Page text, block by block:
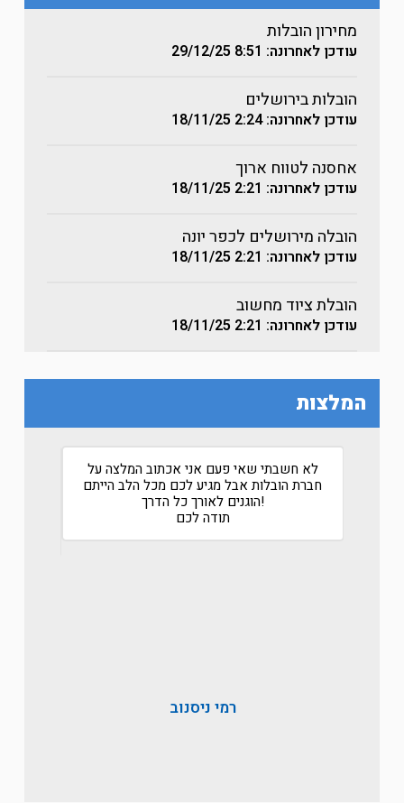
מחירון הובלות
עודכן לאחרונה: 8:51 29/12/25
הובלות בירושלים
עודכן לאחרונה: 2:24 18/11/25
אחסנה לטווח ארוך
עודכן לאחרונה: 2:21 18/11/25
הובלה מירושלים לכפר יונה
עודכן לאחרונה: 2:21 18/11/25
הובלת ציוד מחשוב
עודכן לאחרונה: 2:21 18/11/25
המלצות
לא חשבתי שאי פעם אני אכתוב המלצה על
חברת הובלות אבל מגיע לכם מכל הלב הייתם
הוגנים לאורך כל הדרך!
תודה לכם